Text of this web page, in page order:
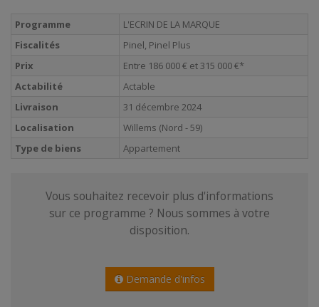
Programme
L'ECRIN DE LA MARQUE
Fiscalités
Pinel, Pinel Plus
Prix
Entre 186 000 € et 315 000 €*
Actabilité
Actable
Livraison
31 décembre 2024
Localisation
Willems (Nord - 59)
Type de biens
Appartement
Vous souhaitez recevoir plus d'informations
sur ce programme ? Nous sommes à votre
disposition.
Demande d'infos